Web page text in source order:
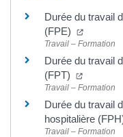
Durée du travail
(FPE)
Travail – Formation
Durée du travail
(FPT)
Travail – Formation
Durée du travail
hospitalière
Travail – Formation